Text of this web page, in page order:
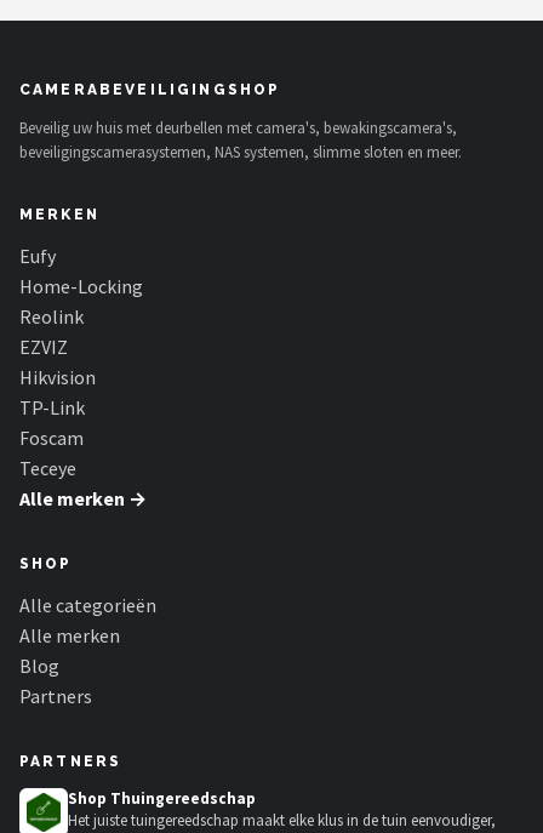
CAMERABEVEILIGINGSHOP
Beveilig uw huis met deurbellen met camera's, bewakingscamera's,
beveiligingscamerasystemen, NAS systemen, slimme sloten en meer.
MERKEN
Eufy
Home-Locking
Reolink
EZVIZ
Hikvision
TP-Link
Foscam
Teceye
Alle merken →
SHOP
Alle categorieën
Alle merken
Blog
Partners
PARTNERS
Shop Thuingereedschap
Het juiste tuingereedschap maakt elke klus in de tuin eenvoudiger,